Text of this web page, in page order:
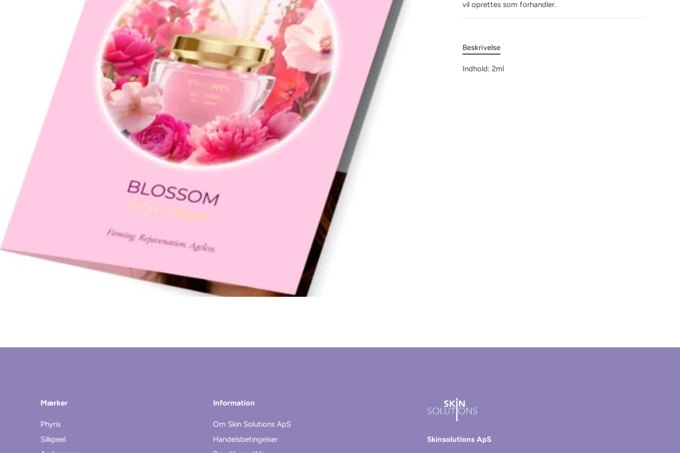
vil oprettes som forhandler.
Beskrivelse
Indhold: 2ml
Mærker
Phyris
Silkpeel
Information
Om Skin Solutions ApS
Handelsbetingelser
Skinsolutions ApS